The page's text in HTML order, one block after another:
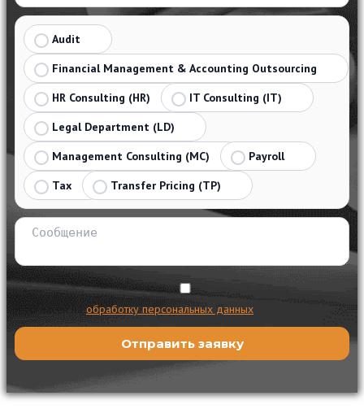
Audit
Financial Management & Accounting Outsourcing
HR Consulting (HR)
IT Consulting (IT)
Legal Department (LD)
Management Consulting (MC)
Payroll
Tax
Transfer Pricing (TP)
Я согласен наобработку персональных данных